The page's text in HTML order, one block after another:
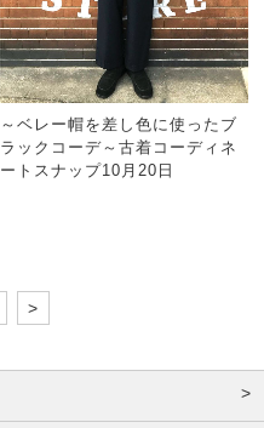
～ベレー帽を差し色に使ったブ
ラックコーデ～古着コーディネ
ートスナップ10月20日
>